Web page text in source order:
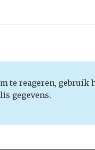
te reageren,
gegevens.